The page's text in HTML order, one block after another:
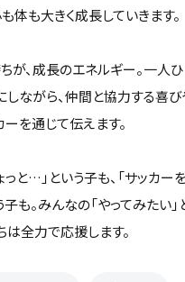
体も大きく成長していきます。
が、成長のエネルギー。一人ひ
しながら、仲間と協力する喜
ーを通じて伝えます。
っと…」という子も、「サッカー
子も。みんなの「やってみたい
は全力で応援します。